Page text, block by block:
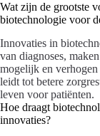
Wat zijn de grootste
biotechnologie voor
Innovaties in
van diagnoses,
mogelijk en
leidt tot betere
leven voor patiënten.
Hoe draagt
innovaties?